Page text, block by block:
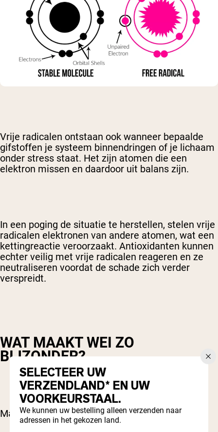
Vrije radicalen ontstaan ook wanneer bepaalde
gifstoffen je systeem binnendringen of je lichaam
onder stress staat. Het zijn atomen die een
elektron missen en daardoor uit balans zijn.
In een poging de situatie te herstellen, stelen vrije
radicalen elektronen van andere atomen, wat een
kettingreactie veroorzaakt. Antioxidanten kunnen
echter veilig met vrije radicalen reageren en ze
neutraliseren voordat de schade zich verder
verspreidt.
WAT MAAKT WEI ZO
BIJZONDER?
Maar hoe kan wei iets bijzonders bieden?
SELECTEER UW
VERZENDLAND* EN UW
VOORKEURSTAAL.
We kunnen uw bestelling alleen verzenden naar
adressen in het gekozen land.